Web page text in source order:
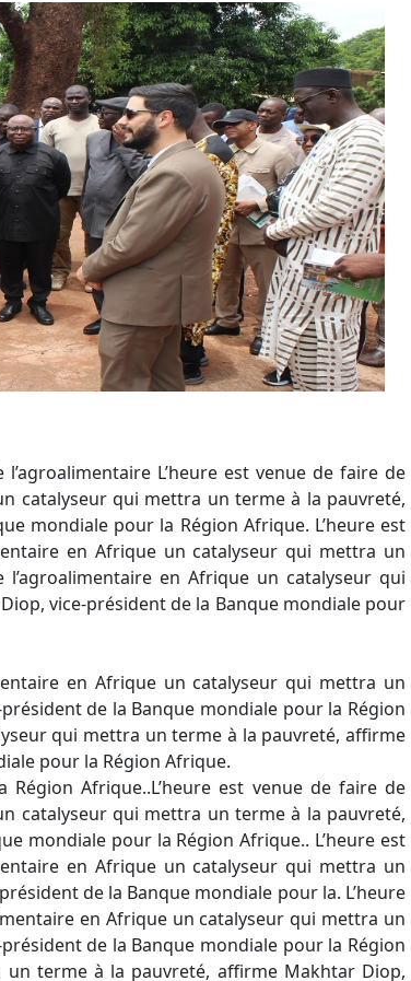
L’heure est venue de faire de
catalyseur qui mettra un terme à la pauvreté,
mondiale pour la Région Afrique. L’heure est
en Afrique un catalyseur qui mettra un
en Afrique un catalyseur qui
vice-président de la Banque mondiale pour
en Afrique un catalyseur qui mettra un
de la Banque mondiale pour la Région
qui mettra un terme à la pauvreté, affirme
pour la Région Afrique.
Afrique..L’heure est venue de faire de
catalyseur qui mettra un terme à la pauvreté,
mondiale pour la Région Afrique.. L’heure est
en Afrique un catalyseur qui mettra un
de la Banque mondiale pour la. L’heure
en Afrique un catalyseur qui mettra un
de la Banque mondiale pour la Région
terme à la pauvreté, affirme Makhtar Diop,